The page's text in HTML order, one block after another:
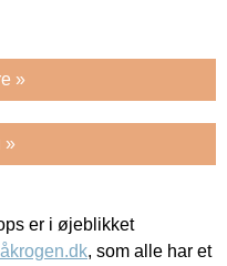
»
»
er i øjeblikket
, som alle har et